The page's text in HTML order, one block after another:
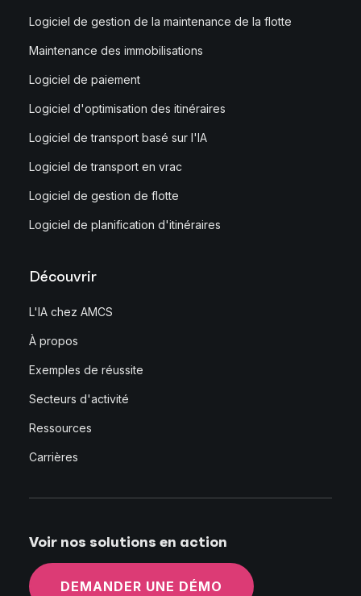
Logiciel de gestion de la maintenance de la flotte
Maintenance des immobilisations
Logiciel de paiement
Logiciel d'optimisation des itinéraires
Logiciel de transport basé sur l'IA
Logiciel de transport en vrac
Logiciel de gestion de flotte
Logiciel de planification d'itinéraires
Découvrir
L'IA chez AMCS
À propos
Exemples de réussite
Secteurs d'activité
Ressources
Carrières
Voir nos solutions en action
DEMANDER UNE DÉMO